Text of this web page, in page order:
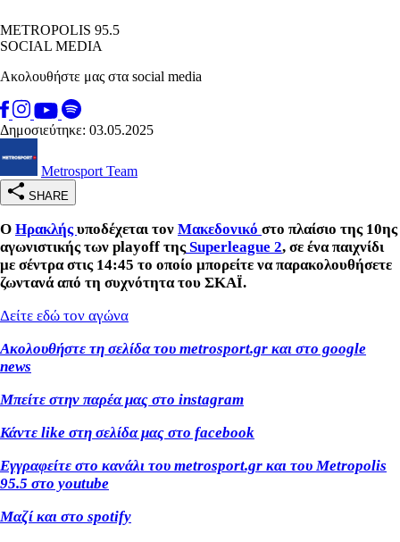
METROPOLIS 95.5
SOCIAL MEDIA
Ακολουθήστε μας στα social media
Δημοσιεύτηκε: 03.05.2025
Metrosport Team
SHARE
Ο Ηρακλήςυποδέχεται τον Μακεδονικό στο πλαίσιο της 10ης
αγωνιστικής των playoff τηςSuperleague 2, σε ένα παιχνίδι
με σέντρα στις 14:45 το οποίο μπορείτε να παρακολουθήσετε
ζωντανά από τη συχνότητα του ΣΚΑΪ.
Δείτε εδώ τον αγώνα
Ακολουθήστε τη σελίδα του metrosport.gr και στο google
news
Μπείτε στην παρέα μας στο instagram
Κάντε like στη σελίδα μας στο facebook
Εγγραφείτε στο κανάλι του metrosport.gr και του Metropolis
95.5 στο youtube
Μαζί και στο spotify